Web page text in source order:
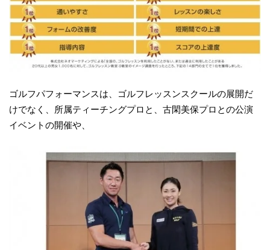
ゴルフパフォーマンスは、ゴルフレッスンスクールの展開だ
けでなく、所属ティーチングプロと、古閑美保プロとの公演
イベントの開催や、